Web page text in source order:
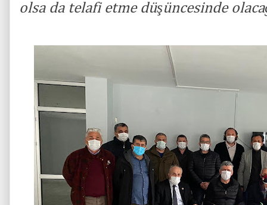
olsa da telafi etme düşüncesinde